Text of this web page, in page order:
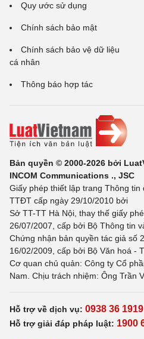
Quy ước sử dụng
Chính sách bảo mật
Chính sách bảo vệ dữ liệu
cá nhân
Thông báo hợp tác
Bản quyền © 2000-2026 bởi
INCOM Communications ., JSC
Giấy phép thiết lập trang Thông
TTĐT cấp ngày 29/10/2010 bởi
Sở TT-TT Hà Nội, thay thế giấy
26/07/2007, cấp bởi Bộ Thông tin
Chứng nhận bản quyền tác giả số
16/02/2009, cấp bởi Bộ Văn hoá -
Cơ quan chủ quản: Công ty Cổ
Nam. Chịu trách nhiệm: Ông Trần
Hỗ trợ về dịch vụ: 0938 36 1919
Hỗ trợ giải đáp pháp luật: 1900